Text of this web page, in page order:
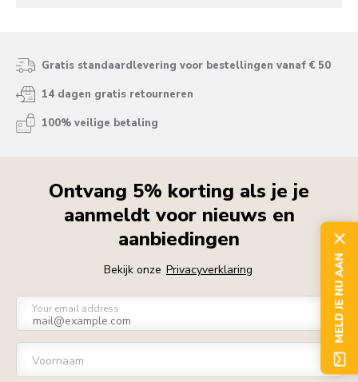
Gratis standaardlevering voor bestellingen vanaf € 50
14 dagen gratis retourneren
100% veilige betaling
Ontvang 5% korting als je je
aanmeldt voor nieuws en
aanbiedingen
Bekijk onze Privacyverklaring
Your email address
Voornaam
MELD JE NU AAN